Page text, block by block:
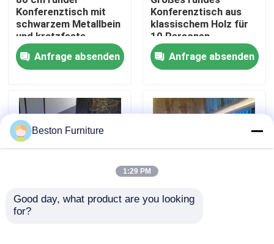
Werksbesichtigung
Qualitätskontrolle
Nachrichten
Blog
Konferenztisch mit
schwarzem Metallbein
und kratzfeste
Oberfläche
Anfrage absenden
Konferenztisch aus
klassischem Holz für
10 Personen
Anfrage absenden
2.4M Holz
Beston Furniture
1:29 PM
Good day, what product are you looking
for?